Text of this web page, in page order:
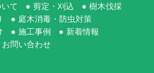
て 剪定・刈込
樹木伐採
庭木消毒・防虫対策
施工事例
新着情報
お問い合わせ